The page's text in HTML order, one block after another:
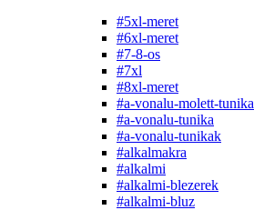
#5xl-meret
#6xl-meret
#7-8-os
#7xl
#8xl-meret
#a-vonalu-molett-tunika
#a-vonalu-tunika
#a-vonalu-tunikak
#alkalmakra
#alkalmi
#alkalmi-blezerek
#alkalmi-bluz